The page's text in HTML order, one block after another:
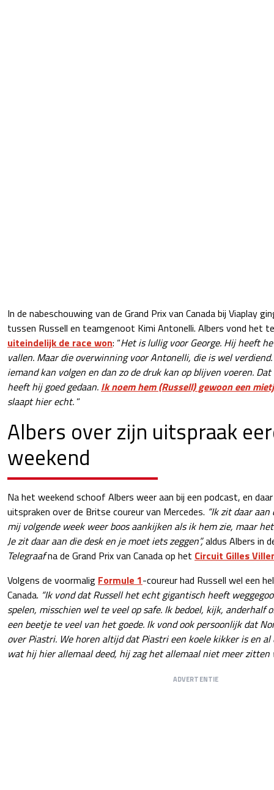
In de nabeschouwing van de Grand Prix van Canada bij Viaplay
tussen Russell en teamgenoot Kimi Antonelli. Albers vond het
uiteindelijk de race won: “Het is lullig voor George. Hij heeft
vallen. Maar die overwinning voor Antonelli, die is wel
iemand kan volgen en dan zo de druk kan op blijven voeren.
heeft hij goed gedaan. Ik noem hem (Russell) gewoon een
slaapt hier echt. ”
Albers over zijn uitspraak
weekend
Na het weekend schoof Albers weer aan bij een podcast, en
uitspraken over de Britse coureur van Mercedes. “Ik zit daar aan
mij volgende week weer boos aankijken als ik hem zie, maar
Je zit daar aan die desk en je moet iets zeggen”,aldus Albers in
Telegraafna de Grand Prix van Canada op het Circuit Gilles
Volgens de voormalig Formule 1-coureur had Russell wel een
Canada. “Ik vond dat Russell het echt gigantisch heeft
spelen, misschien wel te veel op safe. Ik bedoel, kijk, anderhalf
een beetje te veel van het goede. Ik vond ook persoonlijk dat
over Piastri. We horen altijd dat Piastri een koele kikker is en
wat hij hier allemaal deed, hij zag het allemaal niet meer zitten
ADVERTENTIE